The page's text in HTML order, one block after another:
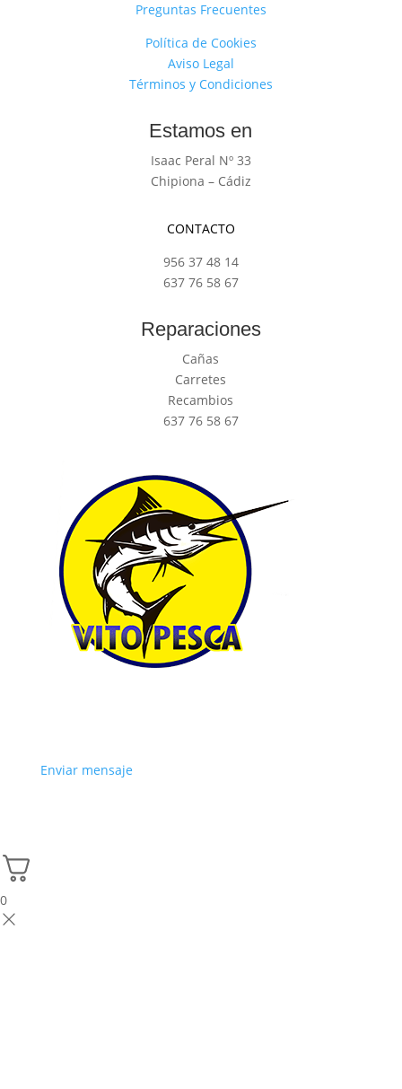
Preguntas Frecuentes
Política de Cookies
Aviso Legal
Términos y Condiciones
Estamos en
Isaac Peral Nº 33
Chipiona – Cádiz
CONTACTO
956 37 48 14
637 76 58 67
Reparaciones
Cañas
Carretes
Recambios
637 76 58 67
Enviar mensaje
0